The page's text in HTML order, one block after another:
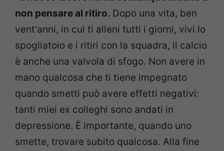
non pensare al ritiro. Dopo una vita, ben
vent’anni, in cui ti alleni tutti i giorni, vivi lo
spogliatoio e i ritiri con la squadra, il calcio
è anche una valvola di sfogo. Non avere in
mano qualcosa che ti tiene impegnato
quando smetti può avere effetti negativi:
tanti miei ex colleghi sono andati in
depressione. È importante, quando uno
smette, trovare subito qualcosa. Alla fine